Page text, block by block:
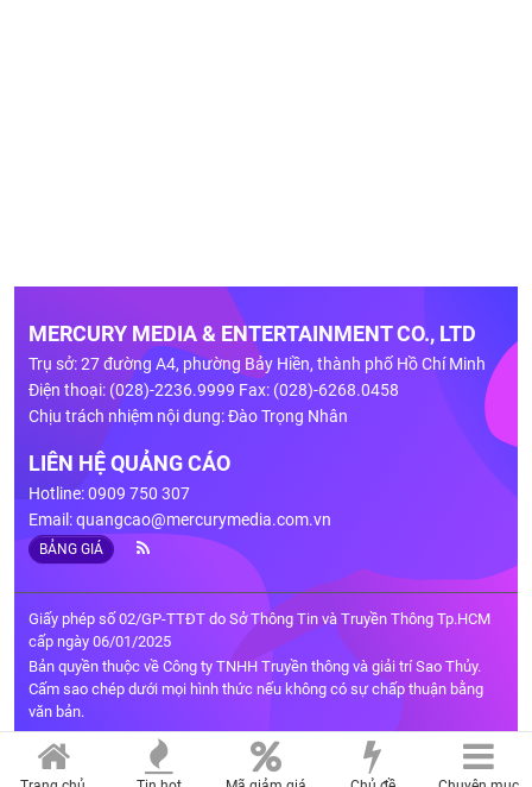
MERCURY MEDIA & ENTERTAINMENT CO., LTD
Trụ sở: 27 đường A4, phường Bảy Hiền, thành phố Hồ Chí Minh
Điện thoại: (028)-2236.9999 Fax: (028)-6268.0458
Chịu trách nhiệm nội dung: Đào Trọng Nhân
LIÊN HỆ QUẢNG CÁO
Hotline: 0909 750 307
Email:quangcao@mercurymedia.com.vn
BẢNG GIÁ
Giấy phép số 02/GP-TTĐT do Sở Thông Tin và Truyền Thông Tp.HCM
cấp ngày 06/01/2025
Bản quyền thuộc về Công ty TNHH Truyền thông và giải trí Sao Thủy.
Cấm sao chép dưới mọi hình thức nếu không có sự chấp thuận bằng
văn bản.